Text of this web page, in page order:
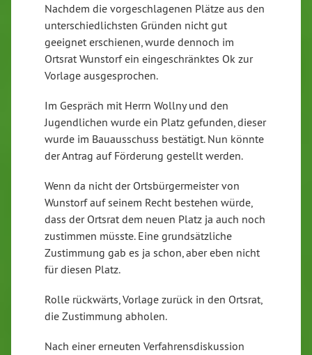
Nachdem die vorgeschlagenen Plätze aus den
unterschiedlichsten Gründen nicht gut
geeignet erschienen, wurde dennoch im
Ortsrat Wunstorf ein eingeschränktes Ok zur
Vorlage ausgesprochen.
Im Gespräch mit Herrn Wollny und den
Jugendlichen wurde ein Platz gefunden, dieser
wurde im Bauausschuss bestätigt. Nun könnte
der Antrag auf Förderung gestellt werden.
Wenn da nicht der Ortsbürgermeister von
Wunstorf auf seinem Recht bestehen würde,
dass der Ortsrat dem neuen Platz ja auch noch
zustimmen müsste. Eine grundsätzliche
Zustimmung gab es ja schon, aber eben nicht
für diesen Platz.
Rolle rückwärts, Vorlage zurück in den Ortsrat,
die Zustimmung abholen.
Nach einer erneuten Verfahrensdiskussion